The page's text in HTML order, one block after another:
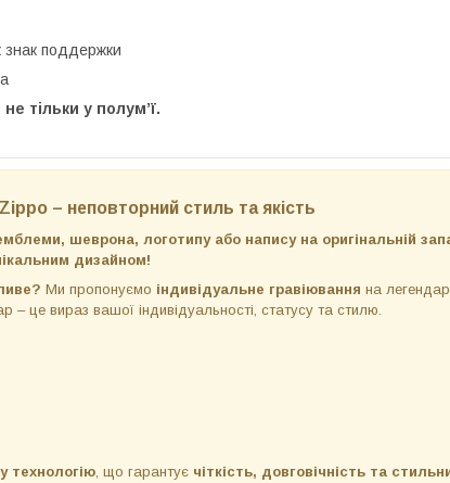
поддержки
тільки у полум’ї.
– неповторний стиль та якість
шеврона, логотипу або напису на оригінальній
дизайном!
Ми пропонуємо індивідуальне гравіювання на
це вираз вашої індивідуальності, статусу та стилю.
технологію, що гарантує чіткість, довговічність та